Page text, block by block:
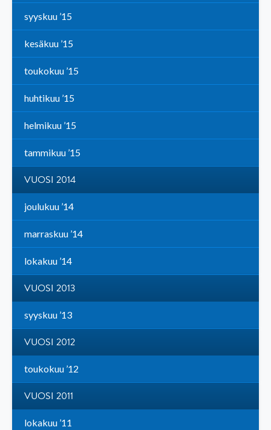
syyskuu ’15
kesäkuu ’15
toukokuu ’15
huhtikuu ’15
helmikuu ’15
tammikuu ’15
VUOSI 2014
joulukuu ’14
marraskuu ’14
lokakuu ’14
VUOSI 2013
syyskuu ’13
VUOSI 2012
toukokuu ’12
VUOSI 2011
lokakuu ’11